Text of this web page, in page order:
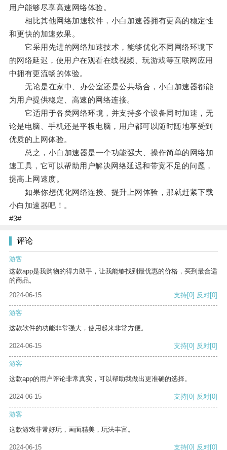
用户能够尽享高速网络体验。
相比其他网络加速软件，小白加速器拥有更高的稳定性
和更快的加速效果。
它采用先进的网络加速技术，能够优化不同网络环境下
的网络延迟，使用户在观看在线视频、玩游戏等互联网应用
中拥有更流畅的体验。
无论是在家中、办公室还是公共场合，小白加速器都能
为用户提供稳定、高速的网络连接。
它适用于各类网络环境，并支持多个设备同时加速，无
论是电脑、手机还是平板电脑，用户都可以随时随地享受到
优质的上网体验。
总之，小白加速器是一个功能强大、操作简单的网络加
速工具，它可以帮助用户解决网络延迟和带宽不足的问题，
提高上网速度。
如果你想优化网络连接、提升上网体验，那就赶紧下载
小白加速器吧！。
#3#
评论
游客
这款app是我购物的得力助手，让我能够找到最优惠的价格，买到最合适
的商品。
2024-06-15
支持[0] 反对[0]
游客
这款软件的功能非常强大，使用起来非常方便。
2024-06-15 支持[0] 反对[0]
游客
这款app的用户评论非常真实，可以帮助我做出更准确的选择。
2024-06-15 支持[0] 反对[0]
游客
这款游戏非常好玩，画面精美，玩法丰富。
2024-06-15 支持[0] 反对[0]